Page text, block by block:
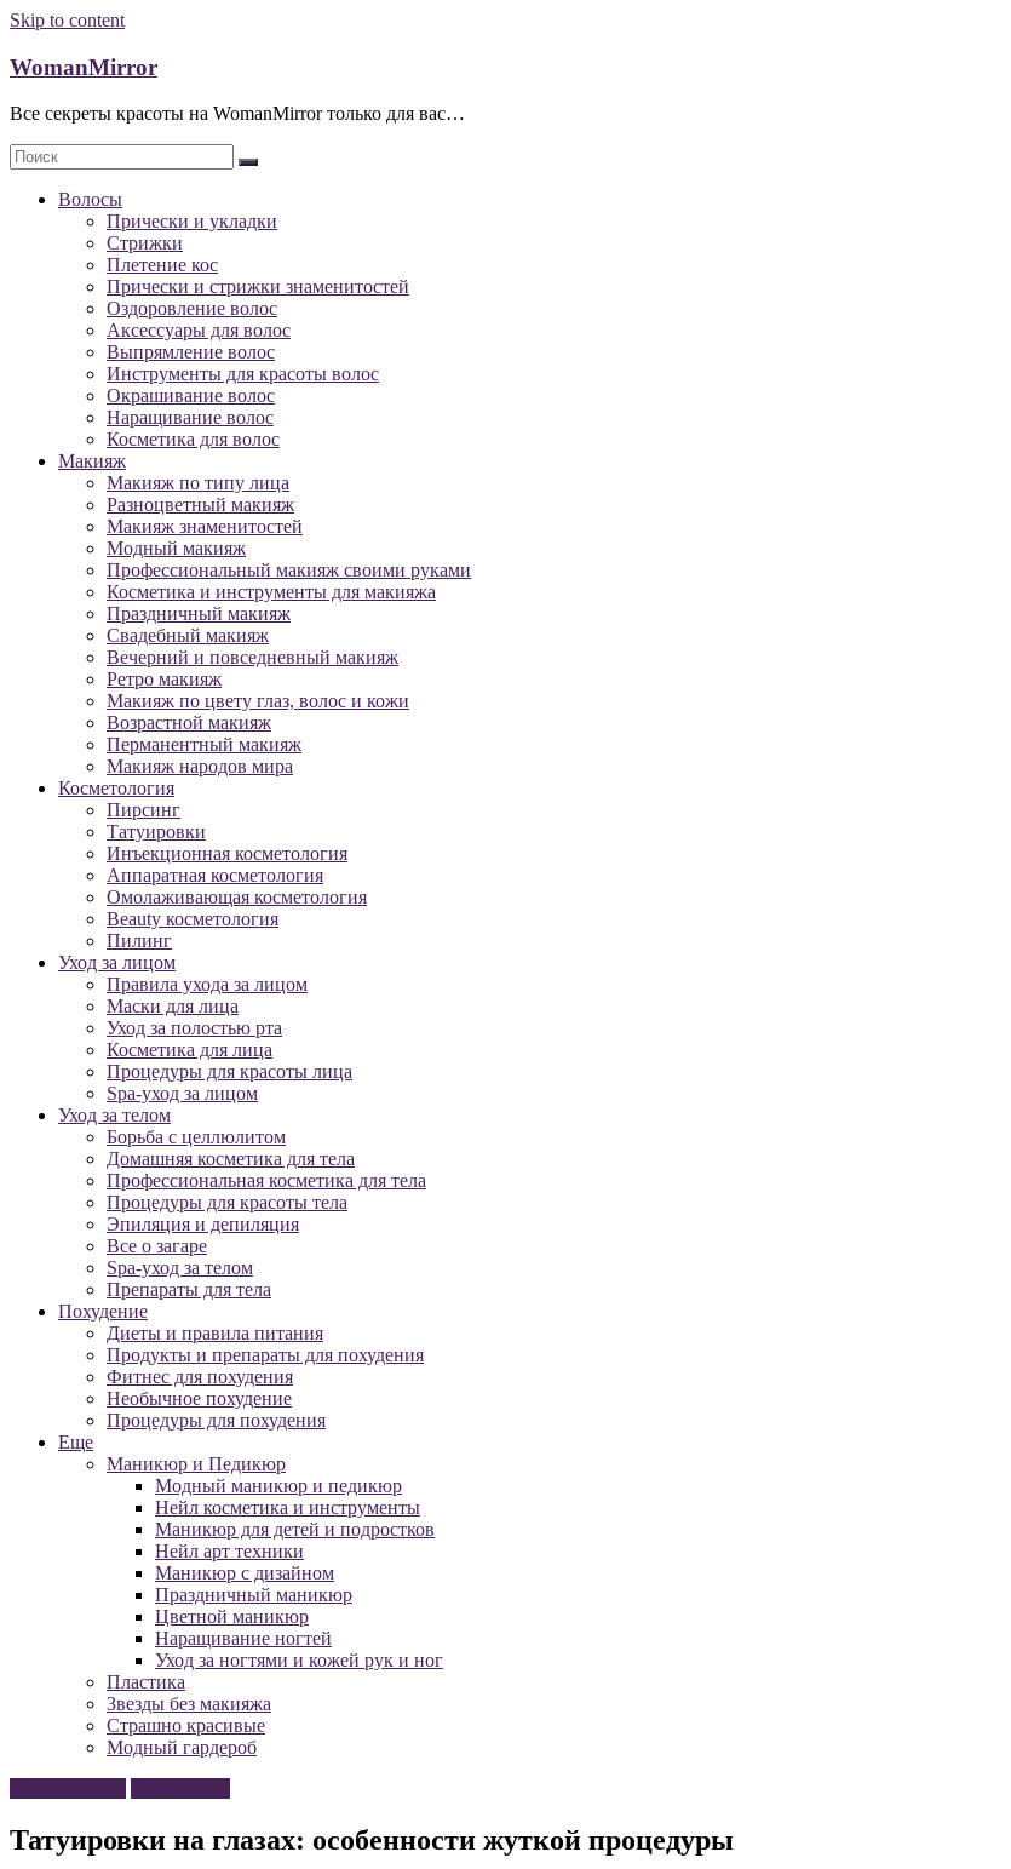
Skip to content
WomanMirror
Все секреты красоты на WomanMirror только для вас…
Волосы
Прически и укладки
Стрижки
Плетение кос
Прически и стрижки знаменитостей
Оздоровление волос
Аксессуары для волос
Выпрямление волос
Инструменты для красоты волос
Окрашивание волос
Наращивание волос
Косметика для волос
Макияж
Макияж по типу лица
Разноцветный макияж
Макияж знаменитостей
Модный макияж
Профессиональный макияж своими руками
Косметика и инструменты для макияжа
Праздничный макияж
Свадебный макияж
Вечерний и повседневный макияж
Ретро макияж
Макияж по цвету глаз, волос и кожи
Возрастной макияж
Перманентный макияж
Макияж народов мира
Косметология
Пирсинг
Татуировки
Инъекционная косметология
Аппаратная косметология
Омолаживающая косметология
Beauty косметология
Пилинг
Уход за лицом
Правила ухода за лицом
Маски для лица
Уход за полостью рта
Косметика для лица
Процедуры для красоты лица
Spa-уход за лицом
Уход за телом
Борьба с целлюлитом
Домашняя косметика для тела
Профессиональная косметика для тела
Процедуры для красоты тела
Эпиляция и депиляция
Все о загаре
Spa-уход за телом
Препараты для тела
Похудение
Диеты и правила питания
Продукты и препараты для похудения
Фитнес для похудения
Необычное похудение
Процедуры для похудения
Еще
Маникюр и Педикюр
Модный маникюр и педикюр
Нейл косметика и инструменты
Маникюр для детей и подростков
Нейл арт техники
Маникюр с дизайном
Праздничный маникюр
Цветной маникюр
Наращивание ногтей
Уход за ногтями и кожей рук и ног
Пластика
Звезды без макияжа
Страшно красивые
Модный гардероб
Татуировки на глазах: особенности жуткой процедуры